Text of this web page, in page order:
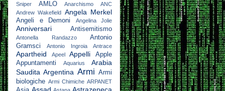
Sniper
AMLO Anarchismo
ANC
Andrew Wakefield Angela Merkel
Angeli e Demoni Angelina Jolie
Anniversari Antisemitismo
Antonella Randazzo
Antonio
Gramsci
Antonio Ingroia Antrace
Apartheid Apeel Appelli
Apple
Appuntamenti
Aquarius
Arabia
Saudita Argentina Armi Armi
biologiche Armi Chimiche ARPANET